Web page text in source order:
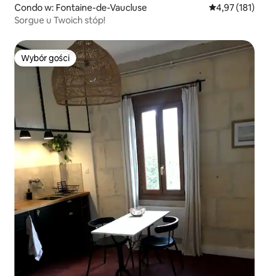
Condo w: Fontaine-de-Vaucluse Średnia
4,97 (181)
Sorgue u Twoich stóp!
Wybór gości
Wybór gości